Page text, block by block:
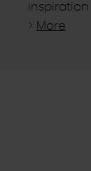
> More